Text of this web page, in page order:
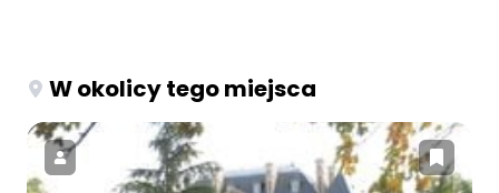
W okolicy tego miejsca